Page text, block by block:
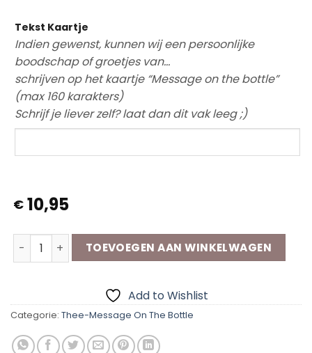
Tekst Kaartje
Indien gewenst, kunnen wij een persoonlijke
boodschap of groetjes van…
schrijven op het kaartje “Message on the bottle”
(max 160 karakters)
Schrijf je liever zelf? laat dan dit vak leeg ;)
€ 10,95
TheeMessage on the bottle "Relax Geniet" aantal
TOEVOEGEN AAN WINKELWAGEN
Add to Wishlist
Categorie: Thee-Message On The Bottle